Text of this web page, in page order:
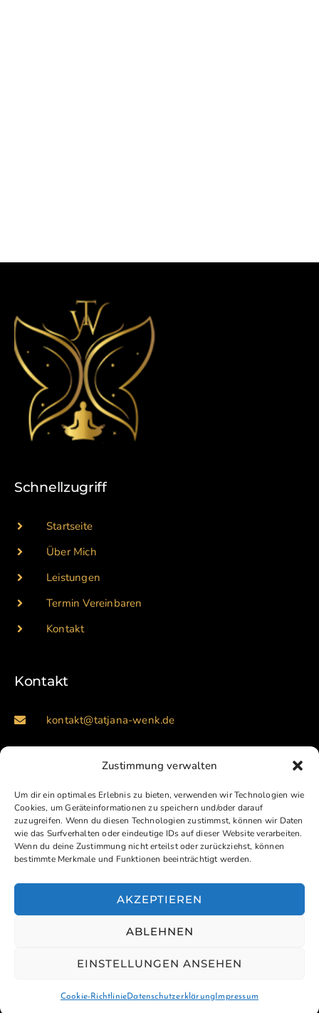
Zustimmung verwalten
Um dir ein optimales Erlebnis zu bieten, verwenden wir Technologien wie
Cookies, um Geräteinformationen zu speichern und/oder darauf
zuzugreifen. Wenn du diesen Technologien zustimmst, können wir Daten
wie das Surfverhalten oder eindeutige IDs auf dieser Website verarbeiten.
Wenn du deine Zustimmung nicht erteilst oder zurückziehst, können
bestimmte Merkmale und Funktionen beeinträchtigt werden.
AKZEPTIEREN
ABLEHNEN
EINSTELLUNGEN ANSEHEN
Cookie-RichtlinieDatenschutzerklärung Impressum
Schnellzugriff
Startseite
Über Mich
Leistungen
Termin Vereinbaren
Kontakt
Kontakt
kontakt@tatjana-wenk.de
ImpressumDatenschutzerklärungHaftungsausschluss
Design